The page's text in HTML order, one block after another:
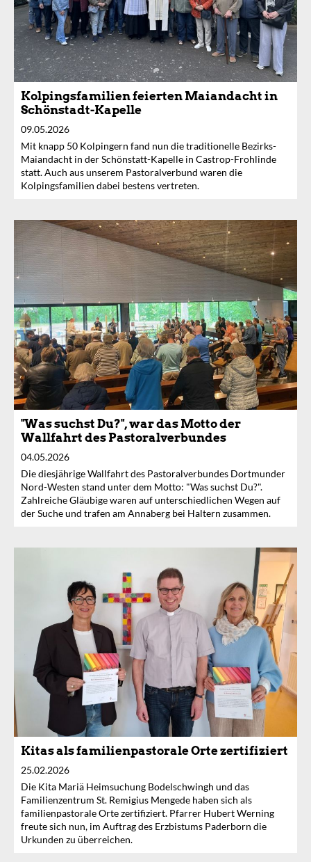
Kolpingsfamilien feierten Maiandacht in
Schönstadt-Kapelle
09.05.2026
Mit knapp 50 Kolpingern fand nun die traditionelle Bezirks-
Maiandacht in der Schönstatt-Kapelle in Castrop-Frohlinde
statt. Auch aus unserem Pastoralverbund waren die
Kolpingsfamilien dabei bestens vertreten.
"Was suchst Du?", war das Motto der
Wallfahrt des Pastoralverbundes
04.05.2026
Die diesjährige Wallfahrt des Pastoralverbundes Dortmunder
Nord-Westen stand unter dem Motto: "Was suchst Du?".
Zahlreiche Gläubige waren auf unterschiedlichen Wegen auf
der Suche und trafen am Annaberg bei Haltern zusammen.
Kitas als familienpastorale Orte zertifiziert
25.02.2026
Die Kita Mariä Heimsuchung Bodelschwingh und das
Familienzentrum St. Remigius Mengede haben sich als
familienpastorale Orte zertifiziert. Pfarrer Hubert Werning
freute sich nun, im Auftrag des Erzbistums Paderborn die
Urkunden zu überreichen.